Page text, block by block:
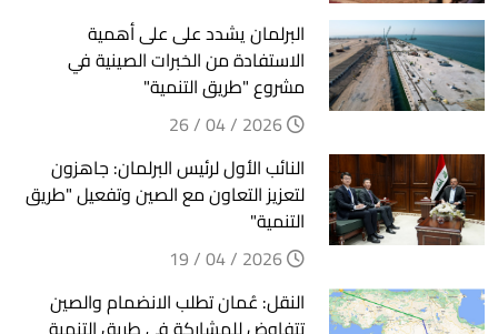
البرلمان يشدد على على أهمية
الاستفادة من الخبرات الصينية في
مشروع "طريق التنمية"
النائب الأول لرئيس البرلمان: جاهزون
لتعزيز التعاون مع الصين وتفعيل "طريق
التنمية"
النقل: عُمان تطلب الانضمام والصين